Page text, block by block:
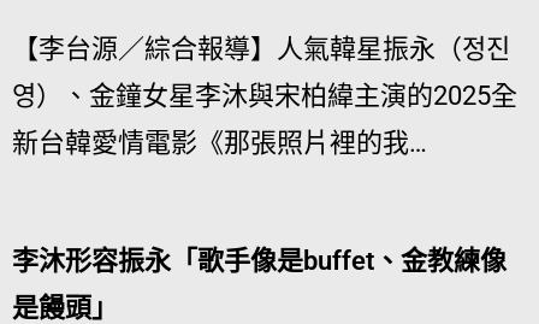
【李台源／綜合報導】人氣韓星振永（정진
영）、金鐘女星李沐與宋柏緯主演的2025全
新台韓愛情電影《那張照片裡的我…
李沐形容振永「歌手像是buffet、金教練像
是饅頭」